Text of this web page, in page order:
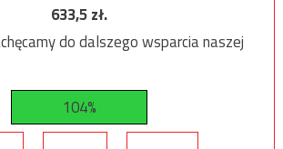
633,5zł.
do dalszego wsparcia naszej
104%